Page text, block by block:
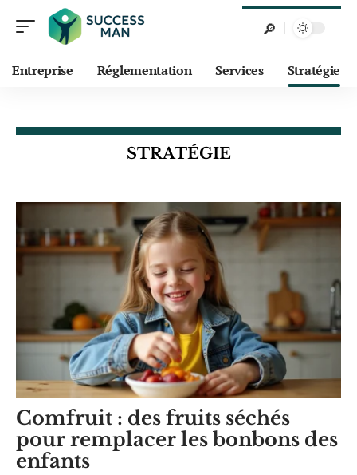
Entreprise Réglementation Services Stratégie
STRATÉGIE
Comfruit : des fruits séchés
pour remplacer les bonbons des
enfants